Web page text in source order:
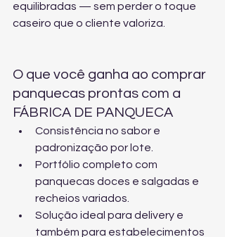
equilibradas — sem perder o toque
caseiro que o cliente valoriza.
O que você ganha ao comprar
panquecas prontas com a
FÁBRICA DE PANQUECA
Consistência no sabor e
padronização por lote.
Portfólio completo com
panquecas doces e salgadas e
recheios variados.
Solução ideal para delivery e
também para estabelecimentos